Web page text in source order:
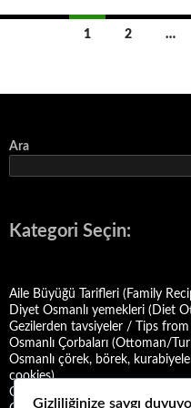
1 2 …
Ara
Kategori Seçin:
Aile Büyüğü Tarifleri (Family
Diyet Osmanlı yemekleri (Diet
Gezilerden tavsiyeler / Tips
Osmanlı Çorbaları (Ottoman/
Osmanlı çörek, börek,
cookies)
Osmanlı Deniz Mahsulü
Gizliliğinize saygı